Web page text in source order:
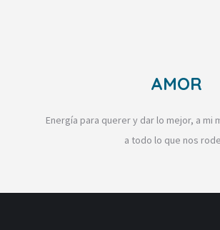
AMOR
Energía para querer y dar lo mejor, a mi
a todo lo que nos